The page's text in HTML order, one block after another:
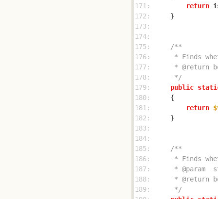
171:
return
172:
173:
174:
175:
176:
177:
178:
     */
179:
public
180:
181:
return
182:
183:
184:
185:
186:
187:
188:
189:
     */